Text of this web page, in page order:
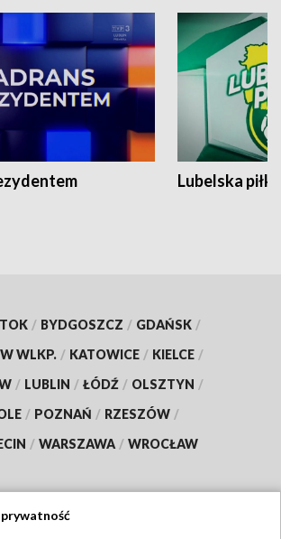
Lubelska piłka
/ BYDGOSZCZ / GDAŃSK /
WLKP. / KATOWICE / KIELCE /
/ LUBLIN / ŁÓDŹ / OLSZTYN /
/ POZNAŃ / RZESZÓW /
/ WARSZAWA / WROCŁAW